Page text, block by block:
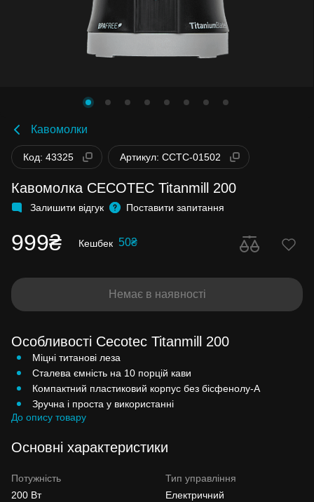
Кавомолки
Код: 43325 Артикул: CCTC-01502
Кавомолка CECOTEC Titanmill 200
Залишити відгук Поставити запитання
999₴ Кешбек 50₴
Немає в наявності
Особливості Cecotec Titanmill 200
Міцні титанові леза
Сталева ємність на 10 порцій кави
Компактний пластиковий корпус без бісфенолу-А
Зручна і проста у використанні
До опису товару
Основні характеристики
Потужність
200 Вт
Тип управління
Електричний